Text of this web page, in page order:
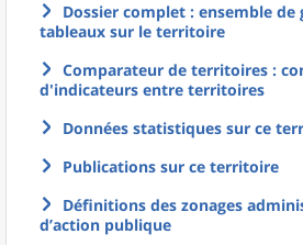
Dossier complet : ensemble de
tableaux sur le territoire
Comparateur de territoires :
d'indicateurs entre territoires
Données statistiques sur ce
Publications sur ce territoire
Définitions des zonages
d’action publique